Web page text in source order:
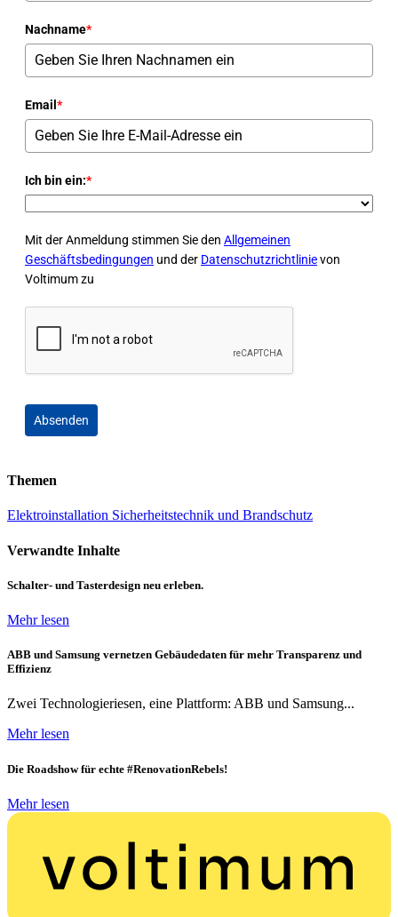
Nachname*
Email *
Ich bin ein:*
Mit der Anmeldung stimmen Sie den Allgemeinen
Geschäftsbedingungen und der Datenschutzrichtlinievon
Voltimum zu
Absenden
Themen
Elektroinstallation Sicherheitstechnik und Brandschutz
Verwandte Inhalte
Schalter- und Tasterdesign neu erleben.
Mehr lesen
ABB und Samsung vernetzen Gebäudedaten für mehr Transparenz und
Effizienz
Zwei Technologieriesen, eine Plattform: ABB und Samsung...
Mehr lesen
Die Roadshow für echte #RenovationRebels!
Mehr lesen